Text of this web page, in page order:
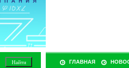
ГЛАВНАЯ